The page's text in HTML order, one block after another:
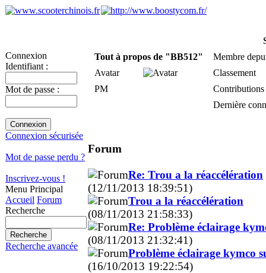
Connexion
Identifiant :
Mot de passe :
Connexion sécurisée
Mot de passe perdu ?
Inscrivez-vous !
Menu Principal
Accueil Forum
Recherche
Recherche avancée
Tout à propos de "BB512"
Avatar
PM
Membre
Classement
Contributions
Dernière
Forum
Re: Trou a la réaccélération
(12/11/2013 18:39:51)
Trou a la réaccélération
(08/11/2013 21:58:33)
Re: Problème éclairage
(08/11/2013 21:32:41)
Problème éclairage kymco
(16/10/2013 19:22:54)